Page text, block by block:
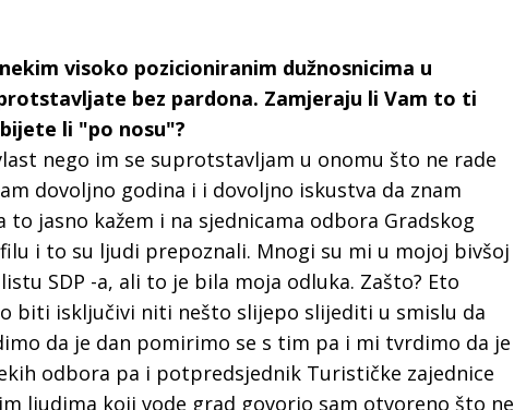
visoko pozicioniranim dužnosnicima u
bez pardona. Zamjeraju li Vam to ti
li "po nosu"?
nego im se suprotstavljam u onomu što ne rade
dovoljno godina i i dovoljno iskustva da znam
jasno kažem i na sjednicama odbora Gradskog
i to su ljudi prepoznali. Mnogi su mi u mojoj bivšoj
SDP -a, ali to je bila moja odluka. Zašto? Eto
biti isključivi niti nešto slijepo slijediti u smislu da
da je dan pomirimo se s tim pa i mi tvrdimo da je
odbora pa i potpredsjednik Turističke zajednice
ljudima koji vode grad govorio sam otvoreno što ne